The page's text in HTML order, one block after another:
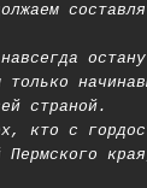
только
страной.
кто с
Пермского